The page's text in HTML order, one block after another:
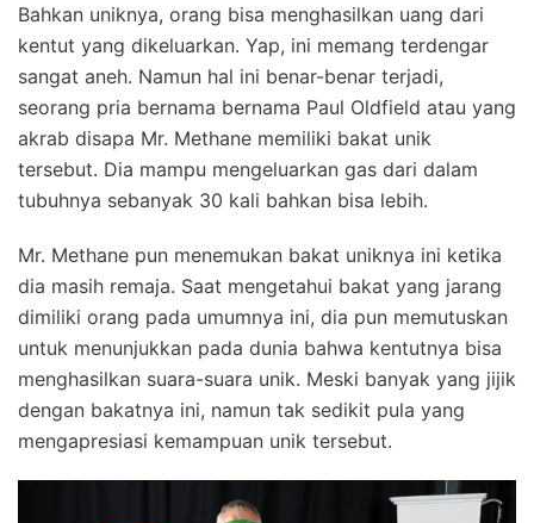
Bahkan uniknya, orang bisa menghasilkan uang dari
kentut yang dikeluarkan. Yap, ini memang terdengar
sangat aneh. Namun hal ini benar-benar terjadi,
seorang pria bernama bernama Paul Oldfield atau yang
akrab disapa Mr. Methane memiliki bakat unik
tersebut. Dia mampu mengeluarkan gas dari dalam
tubuhnya sebanyak 30 kali bahkan bisa lebih.
Mr. Methane pun menemukan bakat uniknya ini ketika
dia masih remaja. Saat mengetahui bakat yang jarang
dimiliki orang pada umumnya ini, dia pun memutuskan
untuk menunjukkan pada dunia bahwa kentutnya bisa
menghasilkan suara-suara unik. Meski banyak yang jijik
dengan bakatnya ini, namun tak sedikit pula yang
mengapresiasi kemampuan unik tersebut.